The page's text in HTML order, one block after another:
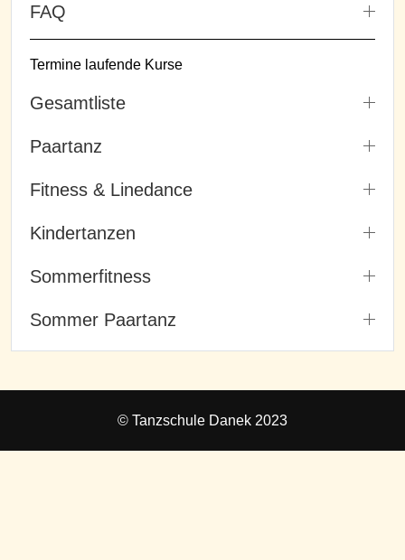
FAQ
Termine laufende Kurse
Gesamtliste
Paartanz
Fitness & Linedance
Kindertanzen
Sommerfitness
Sommer Paartanz
© Tanzschule Danek 2023